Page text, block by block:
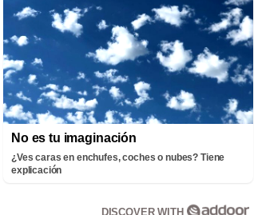
No es tu imaginación
¿Ves caras en enchufes, coches o nubes? Tiene
explicación
DISCOVER WITH